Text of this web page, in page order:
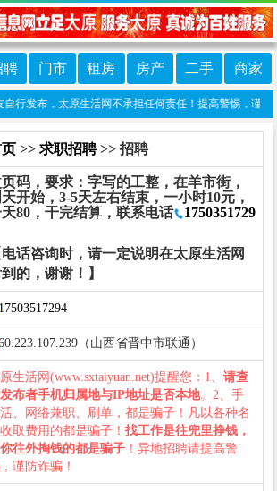
聘 门市 租房 房产 二手 商家
发布，太原生活网不承担任何责任！提高警惕，谨防
>> 求职招聘>> 招聘
码，要求：字写的工整，在羊市街，
开始，3-5天左右结束，一小时10元，
80，干完结算，联系电话
1750351729
电话咨询时，请一定说明在太原生活网
的，谢谢！】
17503517294
（山西省晋中市联通）
生活网(www.sxtaiyuan.net)提醒您：1、 请查
布者手机归属地与IP地址是否本地。2、手
、网络兼职、刷单，都是骗子！凡以各种名
取费用的都是骗子！ 找工作是往兜里挣钱，
往外掏钱的都是骗子 ！异地招聘请提高警
谨防诈骗！